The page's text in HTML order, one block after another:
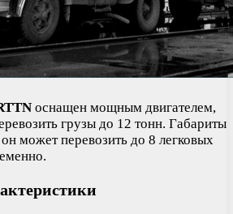
оснащен мощным двигателем,
грузы до 12 тонн. Габариты
может перевозить до 8 легковых